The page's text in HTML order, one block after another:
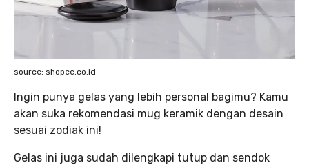
source: shopee.co.id
Ingin punya gelas yang lebih personal bagimu? Kamu
akan suka rekomendasi mug keramik dengan desain
sesuai zodiak ini!
Gelas ini juga sudah dilengkapi tutup dan sendok